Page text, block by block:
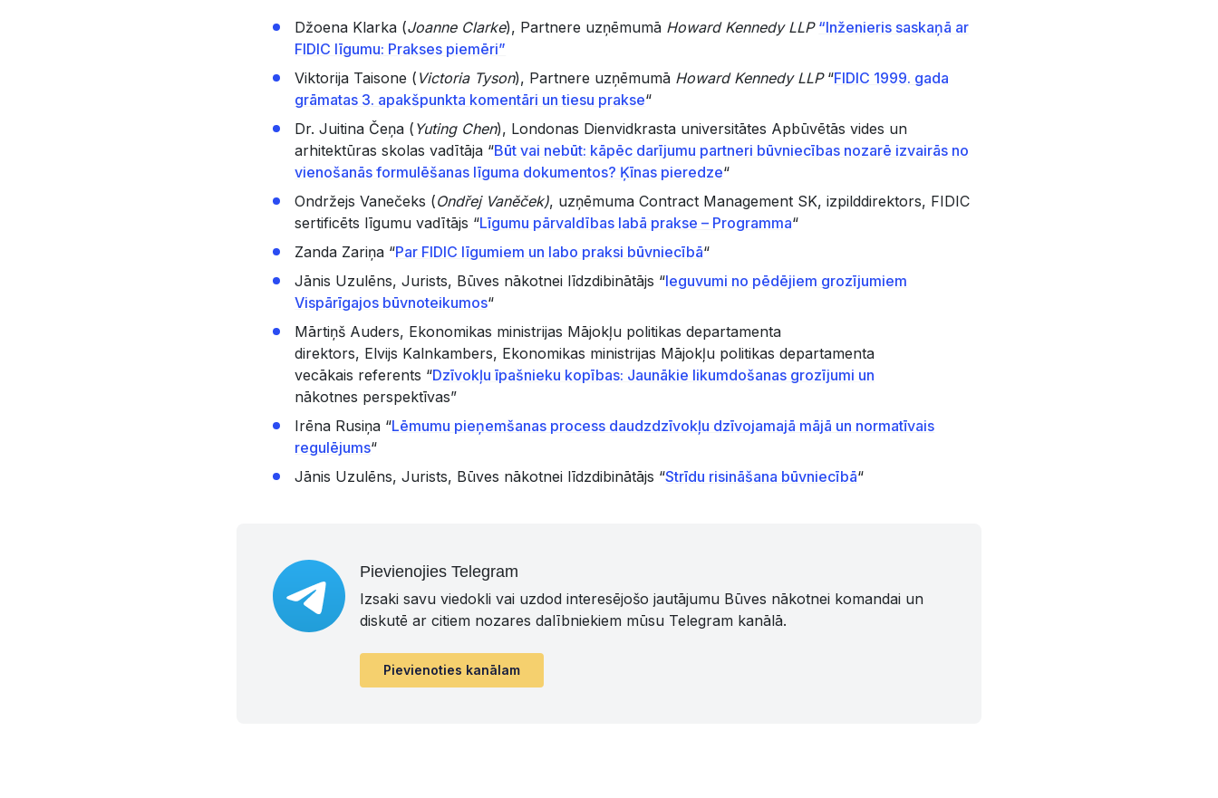
Džoena Klarka (Joanne Clarke), Partnere uzņēmumā Howard Kennedy LLP “Inženieris saskaņā ar
FIDIC līgumu: Prakses piemēri”
Viktorija Taisone ( Victoria Tyson), Partnere uzņēmumā Howard Kennedy LLP“FIDIC 1999. gada
grāmatas 3. apakšpunkta komentāri un tiesu prakse“
Dr. Juitina Čeņa ( Yuting Chen), Londonas Dienvidkrasta universitātes Apbūvētās vides un
arhitektūras skolas vadītāja “Būt vai nebūt: kāpēc darījumu partneri būvniecības nozarē izvairās no
vienošanās formulēšanas līguma dokumentos? Ķīnas pieredze“
Ondržejs Vanečeks (⁠Ondřej Vaněček), uzņēmuma Contract Management SK, izpilddirektors, FIDIC
sertificēts līgumu vadītājs “Līgumu pārvaldības labā prakse – Programma“
Zanda Zariņa “Par FIDIC līgumiem un labo praksi būvniecībā“
Jānis Uzulēns, Jurists, Būves nākotnei līdzdibinātājs “Ieguvumi no pēdējiem grozījumiem
Vispārīgajos būvnoteikumos“
Mārtiņš Auders, Ekonomikas ministrijas Mājokļu politikas departamenta
direktors, Elvijs Kalnkambers, Ekonomikas ministrijas Mājokļu politikas departamenta
vecākais referents “Dzīvokļu īpašnieku kopības: Jaunākie likumdošanas grozījumi un
nākotnes perspektīvas”
Irēna Rusiņa “Lēmumu pieņemšanas process daudzdzīvokļu dzīvojamajā mājā un normatīvais
regulējums“
Jānis Uzulēns, Jurists, Būves nākotnei līdzdibinātājs “Strīdu risināšana būvniecībā“
Pievienojies Telegram
Izsaki savu viedokli vai uzdod interesējošo jautājumu Būves nākotnei komandai un
diskutē ar citiem nozares dalībniekiem mūsu Telegram kanālā.
Pievienoties kanālam